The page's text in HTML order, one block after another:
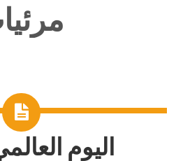
اليوم